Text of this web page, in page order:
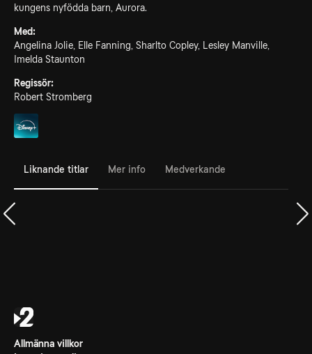
kungens nyfödda barn, Aurora.
Med:
Angelina Jolie, Elle Fanning, Sharlto Copley, Lesley Manville,
Imelda Staunton
Regissör:
Robert Stromberg
Liknande titlar Mer info Medverkande
Allmänna villkor